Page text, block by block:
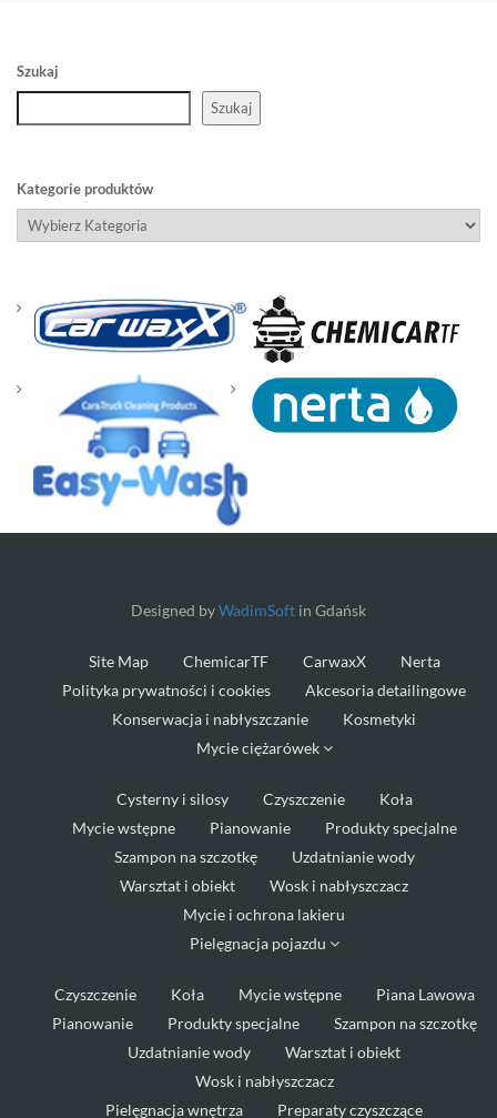
Szukaj
Szukaj
Kategorie produktów
Designed byWadimSoft in Gdańsk
Site Map ChemicarTF CarwaxX
Nerta
Polityka prywatności i cookies
Akcesoria detailingowe
Konserwacja i nabłyszczanie
Kosmetyki
Mycie ciężarówek
Cysterny i silosy Czyszczenie
Koła
Mycie wstępne
Pianowanie
Produkty specjalne
Szampon na szczotkę
Uzdatnianie wody
Warsztat i obiekt
Wosk i nabłyszczacz
Mycie i ochrona lakieru
Pielęgnacja pojazdu
Czyszczenie Koła Mycie wstępne
Piana Lawowa
Pianowanie
Produkty specjalne
Szampon na szczotkę
Uzdatnianie wody
Warsztat i obiekt
Wosk i nabłyszczacz
Pielęgnacja wnętrza
Preparaty czyszczące